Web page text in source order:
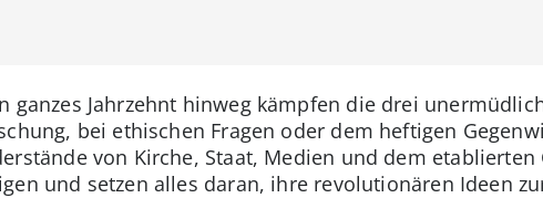
ganzes Jahrzehnt hinweg kämpfen die drei
bei ethischen Fragen oder dem heftigen
von Kirche, Staat, Medien und dem
und setzen alles daran, ihre revolutionären Ideen